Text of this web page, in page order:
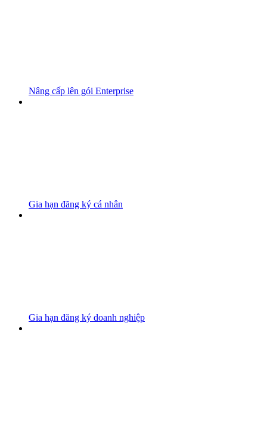
Nâng cấp lên gói Enterprise
Gia hạn đăng ký cá nhân
Gia hạn đăng ký doanh nghiệp